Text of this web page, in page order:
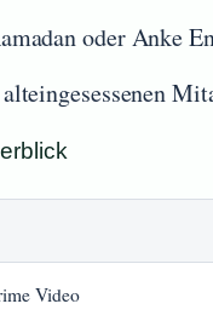
oder Anke
Video